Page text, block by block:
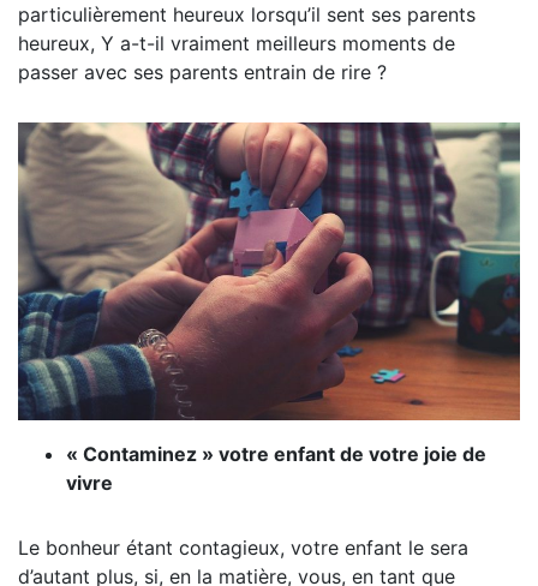
particulièrement heureux lorsqu’il sent ses parents
heureux, Y a-t-il vraiment meilleurs moments de
passer avec ses parents entrain de rire ?
« Contaminez » votre enfant de votre joie de
vivre
Le bonheur étant contagieux, votre enfant le sera
d’autant plus, si, en la matière, vous, en tant que